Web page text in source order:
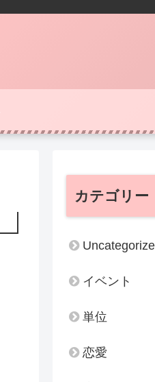
カテゴリー
イベント
単位
恋愛